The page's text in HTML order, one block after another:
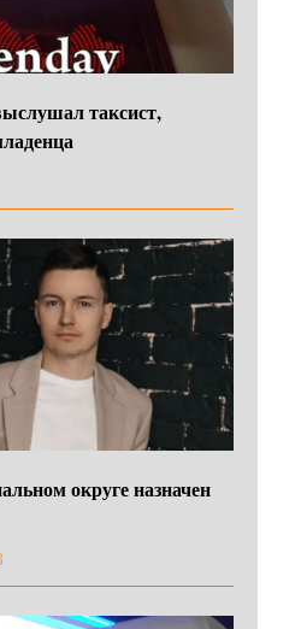
таксист,
округе назначен